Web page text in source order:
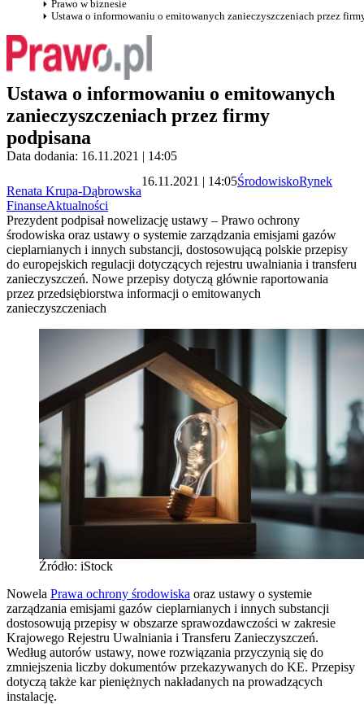
Prawo w biznesie
Ustawa o informowaniu o emitowanych zanieczyszczeniach przez
Ustawa o informowaniu o emitowanych
zanieczyszczeniach przez firmy
podpisana
Data dodania: 16.11.2021 | 14:05
Renata Krupa-Dąbrowska
16.11.2021 | 14:05ŚrodowiskoRynek
FinanseAktualności
Prezydent podpisał nowelizację ustawy – Prawo ochrony
środowiska oraz ustawy o systemie zarządzania emisjami gazów
cieplarnianych i innych substancji, dostosowującą polskie przepisy
do europejskich regulacji dotyczących rejestru uwalniania i transferu
zanieczyszczeń. Nowe przepisy dotyczą głównie raportowania
przez przedsiębiorstwa informacji o emitowanych
zanieczyszczeniach
Źródło: iStock
Nowela Prawa ochrony środowiska oraz ustawy o systemie
zarządzania emisjami gazów cieplarnianych i innych substancji
dostosowują przepisy w obszarze sprawozdawczości w zakresie
Krajowego Rejestru Uwalniania i Transferu Zanieczyszczeń.
Według autorów ustawy, nowe rozwiązania przyczynią się do
zmniejszenia liczby dokumentów przekazywanych do KE. Przepisy
dotyczą także kar pieniężnych nakładanych na prowadzących
instalację.